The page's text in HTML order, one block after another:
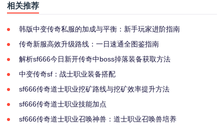
相关推荐
韩版中变传奇私服的加成与平衡：新手玩家进阶指南
传奇新服高效升级路线：一日速通全图鉴指南
解析sf666今日新开传奇中boss掉落装备获取方法
中变传奇sf：战士职业装备搭配
sf666传奇道士职业挖矿路线与挖矿效率提升方法
sf666传奇道士职业技能加点
sf666传奇道士职业召唤神兽：道士职业召唤兽培养